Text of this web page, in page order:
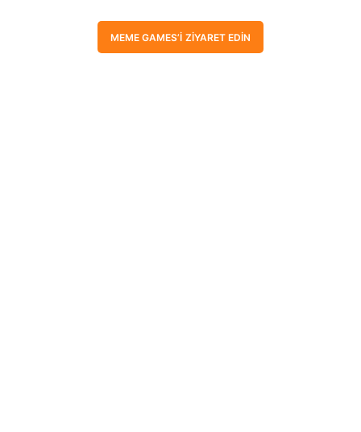
MEME GAMES’I ZIYARET EDIN